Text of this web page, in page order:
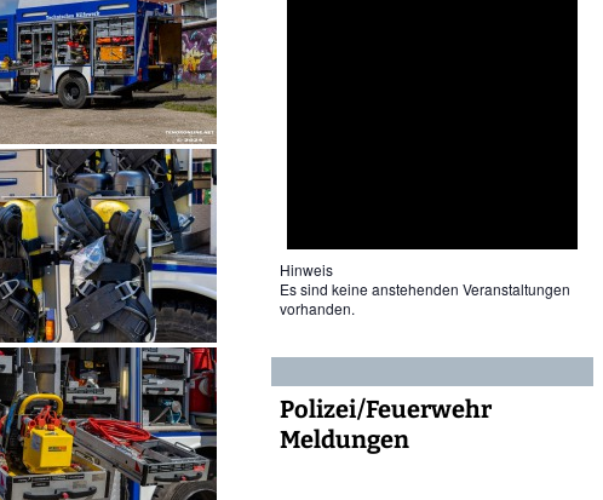
Hinweis
Es sind keine anstehenden Veranstaltungen
vorhanden.
Polizei/Feuerwehr
Meldungen